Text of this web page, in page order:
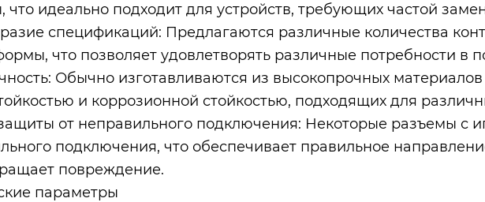
что идеально подходит для устройств, требующих частой
спецификаций: Предлагаются различные количества
что позволяет удовлетворять различные потребности в
Обычно изготавливаются из высокопрочных
и коррозионной стойкостью, подходящих для
от неправильного подключения: Некоторые разъемы с
подключения, что обеспечивает правильное
повреждение.
параметры